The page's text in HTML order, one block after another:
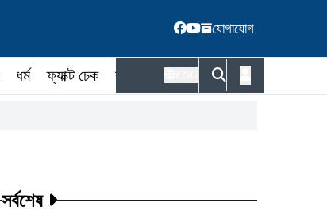
যোগাযোগ
ধর্ম ফ্যাক্ট চেক কর্মকর্তা
সর্বশেষ